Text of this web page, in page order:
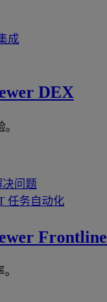
成
DEX
问题
任务自动化
Frontline